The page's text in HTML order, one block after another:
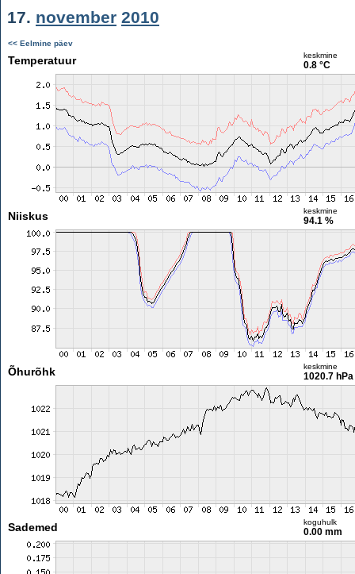
17. november 2010
<< Eelmine päev
Temperatuur keskmine
0.8 °C
Niiskus keskmine
94.1 %
Õhurõhk keskmine
1020.7 hPa
Sademed koguhulk
0.00 mm